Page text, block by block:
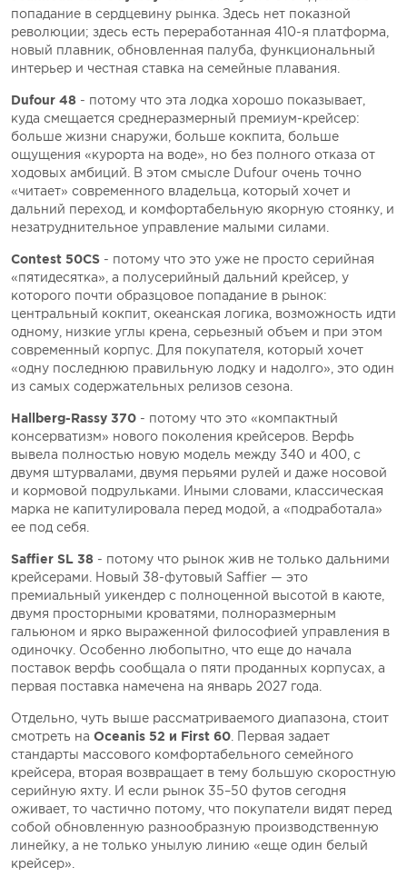
попадание в сердцевину рынка. Здесь нет показной
революции; здесь есть переработанная 410-я платформа,
новый плавник, обновленная палуба, функциональный
интерьер и честная ставка на семейные плавания.
Dufour 48 - потому что эта лодка хорошо показывает,
куда смещается среднеразмерный премиум-крейсер:
больше жизни снаружи, больше кокпита, больше
ощущения «курорта на воде», но без полного отказа от
ходовых амбиций. В этом смысле Dufour очень точно
«читает» современного владельца, который хочет и
дальний переход, и комфортабельную якорную стоянку, и
незатруднительное управление малыми силами.
Contest 50CS - потому что это уже не просто серийная
«пятидесятка», а полусерийный дальний крейсер, у
которого почти образцовое попадание в рынок:
центральный кокпит, океанская логика, возможность идти
одному, низкие углы крена, серьезный объем и при этом
современный корпус. Для покупателя, который хочет
«одну последнюю правильную лодку и надолго», это один
из самых содержательных релизов сезона.
Hallberg-Rassy 370 - потому что это «компактный
консерватизм» нового поколения крейсеров. Верфь
вывела полностью новую модель между 340 и 400, с
двумя штурвалами, двумя перьями рулей и даже носовой
и кормовой подрульками. Иными словами, классическая
марка не капитулировала перед модой, а «подработала»
ее под себя.
Saffier SL 38 - потому что рынок жив не только дальними
крейсерами. Новый 38-футовый Saffier — это
премиальный уикендер с полноценной высотой в каюте,
двумя просторными кроватями, полноразмерным
гальюном и ярко выраженной философией управления в
одиночку. Особенно любопытно, что еще до начала
поставок верфь сообщала о пяти проданных корпусах, а
первая поставка намечена на январь 2027 года.
Отдельно, чуть выше рассматриваемого диапазона, стоит
смотреть на Oceanis 52 и First 60 . Первая задает
стандарты массового комфортабельного семейного
крейсера, вторая возвращает в тему большую скоростную
серийную яхту. И если рынок 35–50 футов сегодня
оживает, то частично потому, что покупатели видят перед
собой обновленную разнообразную производственную
линейку, а не только унылую линию «еще один белый
крейсер».